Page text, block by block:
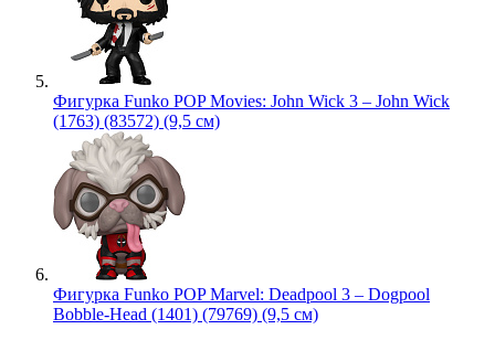
Фигурка Funko POP Movies: John Wick 3 – John Wick
(1763) (83572) (9,5 см)
Фигурка Funko POP Marvel: Deadpool 3 – Dogpool
Bobble-Head (1401) (79769) (9,5 см)